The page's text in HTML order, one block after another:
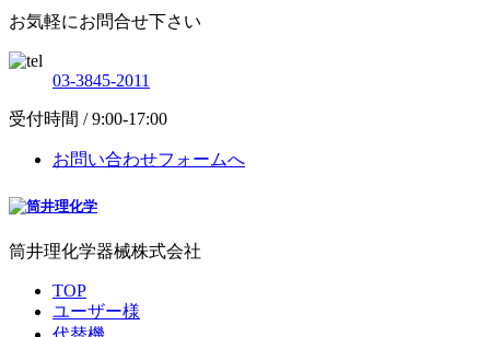
お気軽にお問合せ下さい
03-3845-2011
受付時間 / 9:00-17:00
お問い合わせフォームへ
筒井理化学器械株式会社
TOP
ユーザー様